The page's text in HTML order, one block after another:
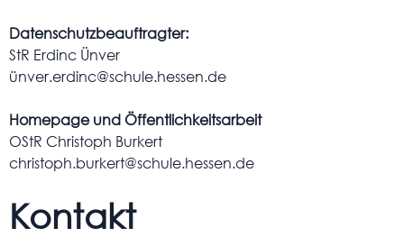
Datenschutzbeauftragter:
StR Erdinc Ünver
ünver.erdinc@schule.hessen.de
Homepage und Öffentlichkeitsarbeit
OStR Christoph Burkert
christoph.burkert@schule.hessen.de
Kontakt